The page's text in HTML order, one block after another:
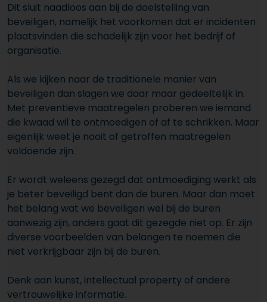
Dit sluit naadloos aan bij de doelstelling van
beveiligen, namelijk het voorkomen dat er incidenten
plaatsvinden die schadelijk zijn voor het bedrijf of
organisatie.
Als we kijken naar de traditionele manier van
beveiligen dan slagen we daar maar gedeeltelijk in.
Met preventieve maatregelen proberen we iemand
die kwaad wil te ontmoedigen of af te schrikken. Maar
eigenlijk weet je nooit of getroffen maatregelen
voldoende zijn.
Er wordt weleens gezegd dat ontmoediging werkt als
je beter beveiligd bent dan de buren. Maar dan moet
het belang wat we beveiligen wel bij de buren
aanwezig zijn, anders gaat dit gezegde niet op. Er zijn
diverse voorbeelden van belangen te noemen die
niet verkrijgbaar zijn bij de buren.
Denk aan kunst, intellectual property of andere
vertrouwelijke informatie.